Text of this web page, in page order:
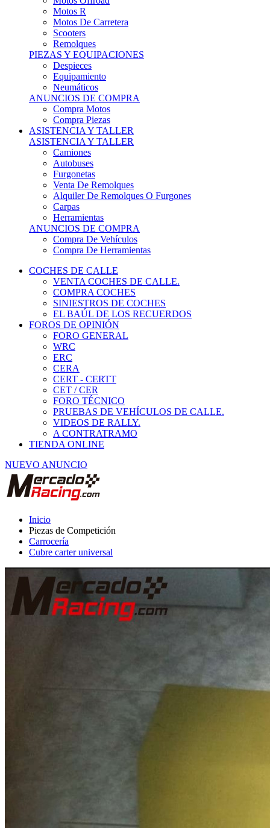
Motos R
Motos De Carretera
Scooters
Remolques
PIEZAS Y EQUIPACIONES
Despieces
Equipamiento
Neumáticos
ANUNCIOS DE COMPRA
Compra Motos
Compra Piezas
ASISTENCIA Y TALLER
ASISTENCIA Y TALLER
Camiones
Autobuses
Furgonetas
Venta De Remolques
Alquiler De Remolques O Furgones
Carpas
Herramientas
ANUNCIOS DE COMPRA
Compra De Vehículos
Compra De Herramientas
COCHES DE CALLE
VENTA COCHES DE CALLE.
COMPRA COCHES
SINIESTROS DE COCHES
EL BAÚL DE LOS RECUERDOS
FOROS DE OPINIÓN
FORO GENERAL
WRC
ERC
CERA
CERT - CERTT
CET / CER
FORO TÉCNICO
PRUEBAS DE VEHÍCULOS DE CALLE.
VIDEOS DE RALLY.
A CONTRATRAMO
TIENDA ONLINE
NUEVO ANUNCIO
Inicio
Piezas de Competición
Carrocería
Cubre carter universal